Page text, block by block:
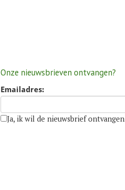
Onze nieuwsbrieven ontvangen?
Emailadres:
Ja, ik wil de nieuwsbrief ontvangen